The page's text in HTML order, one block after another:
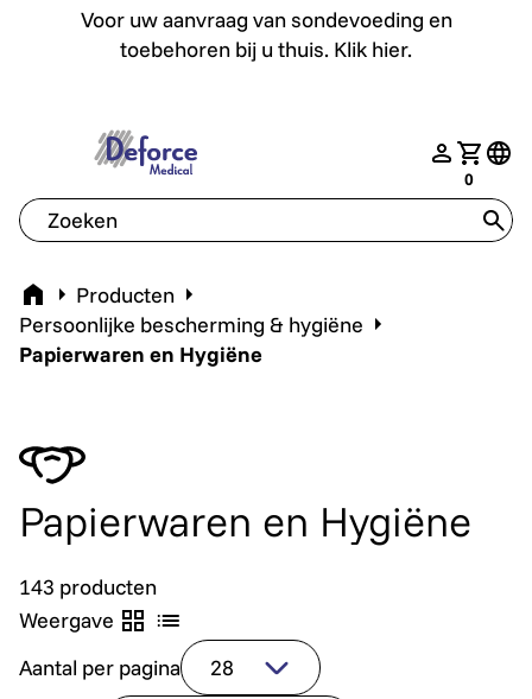
Voor uw aanvraag van sondevoeding en
toebehoren bij u thuis. Klik hier.
Voor uw aanvraag van sondevoeding en toebehoren bij
nav.login
Jouw
0
deforce.togglemenu
Home Producten
Persoonlijke bescherming & hygiëne
Papierwaren en Hygiëne
Papierwaren en Hygiëne
143 producten
Weergave
Aantal per pagina